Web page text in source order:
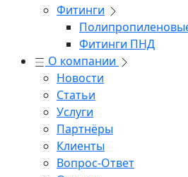
Фитинги
Фитинги ПНД
О компании
Новости
Статьи
Услуги
Партнёры
Клиенты
Вопрос-Ответ